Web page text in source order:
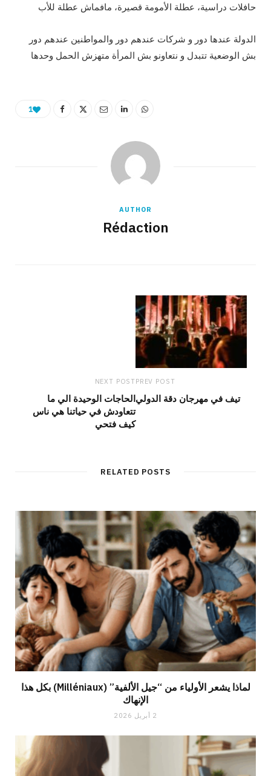
حافلات دراسية، عطلة الأمومة قصيرة، مافماش عطلة للأب
الدولة عندها دور و شركات عندهم دور والمواطنين عندهم دور
بش الوضعية تتبدل و نتعاونو بش المرأة متهزش الحمل وحدها
1
AUTHOR
Rédaction
PREV POST
تيف في مهرجان دقة الدولي
NEXT POST
الحاجات الوحيدة الي ما
تتعاودش في حياتنا هي ناس
كيف فتحي
RELATED POSTS
لماذا يشعر الأولياء من “جيل الألفية” (Milléniaux) بكل هذا
الإنهاك
2 أبريل 2026